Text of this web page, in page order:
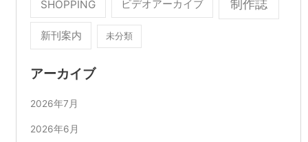
SHOPPING ビデオアーカイブ 制作誌
新刊案内 未分類
アーカイブ
2026年7月
2026年6月